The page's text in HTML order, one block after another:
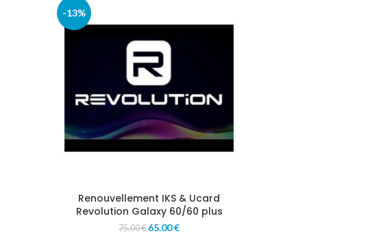
-13%
Renouvellement IKS & Ucard
Revolution Galaxy 60/60 plus
75.00€ 65.00€